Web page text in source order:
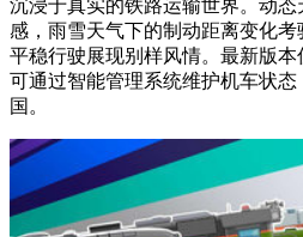
沉浸于真实的铁路运输世界。动
感，雨雪天气下的制动距离变化
平稳行驶展现别样风情。最新版
可通过智能管理系统维护机车状
国。